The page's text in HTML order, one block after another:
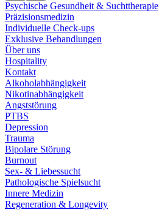
Psychische Gesundheit & Suchttherapie
Präzisionsmedizin
Individuelle Check-ups
Exklusive Behandlungen
Über uns
Hospitality
Kontakt
Alkoholabhängigkeit
Nikotinabhängigkeit
Angststörung
PTBS
Depression
Trauma
Bipolare Störung
Burnout
Sex- & Liebessucht
Pathologische Spielsucht
Innere Medizin
Regeneration & Longevity